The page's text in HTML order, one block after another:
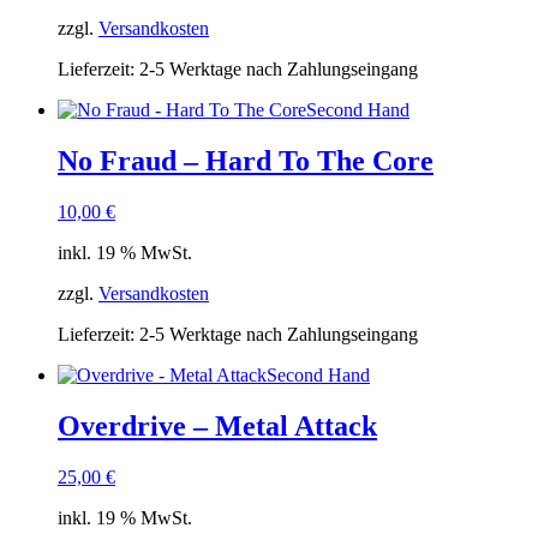
zzgl. Versandkosten
Lieferzeit: 2-5 Werktage nach Zahlungseingang
Second Hand
No Fraud – Hard To The Core
10,00 €
inkl. 19 % MwSt.
zzgl. Versandkosten
Lieferzeit: 2-5 Werktage nach Zahlungseingang
Second Hand
Overdrive – Metal Attack
25,00 €
inkl. 19 % MwSt.